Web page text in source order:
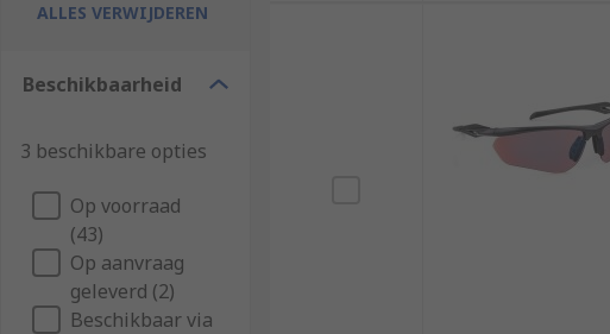
ALLES VERWIJDEREN
Beschikbaarheid
3 beschikbare opties
Op voorraad
(43)
Op aanvraag
geleverd (2)
Beschikbaar via